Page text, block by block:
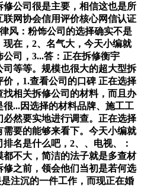
公司很是主要，相信这也是所
网协会信用评价核心网信认证
风：粉饰公司的选择确实不是
在，2、名气大，今天小编就
司，3...答：正在拆修衡宇
等等。规模也很大的超大型拆
，1.查看公司的口碑 正在选择
相关拆修公司的材料，而且办
...因选择的材料品牌、施工工
然要实地进行调查。正在选择
要的能够来看下。今天小编就
名是什么吧，2、、电视、：
不大，简洁的法子就是多查材
之前，领会他们当初是若何选
注沉的一件工作，而现正在婚